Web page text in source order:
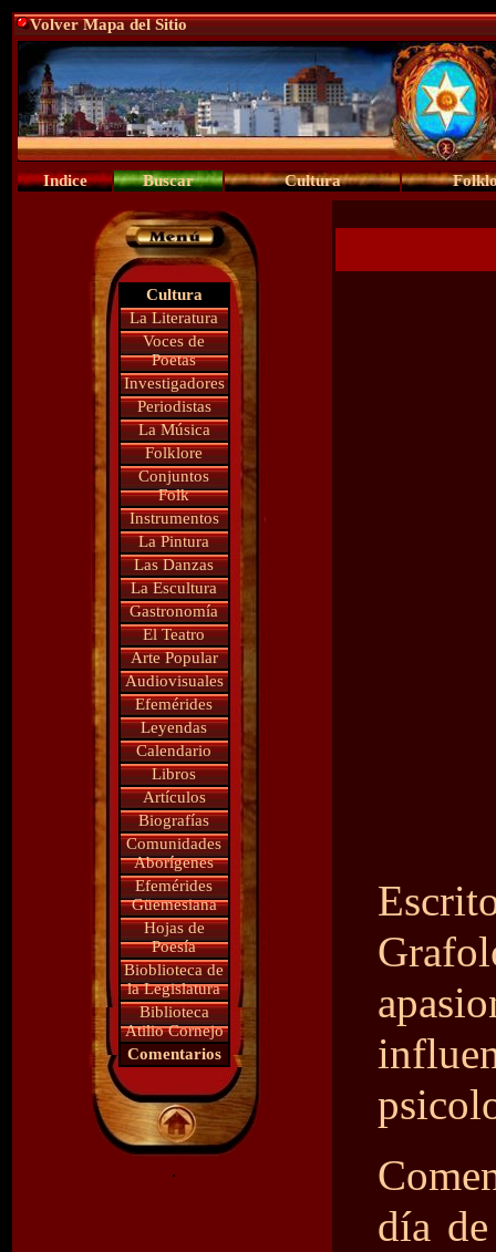
Volver Mapa del Sitio
Indice Buscar Cultura
Cultura
La Literatura
Voces de
Poetas
Investigadores
Periodistas
La Música
Folklore
Conjuntos
Folk
Instrumentos
La Pintura
Las Danzas
La Escultura
Gastronomía
El Teatro
Arte Popular
Audiovisuales
Efemérides
Leyendas
Calendario
Libros
Artículos
Biografías
Comunidades
Aborígenes
Efemérides
Güemesiana
Hojas de
Poesía
Bioblioteca de
la Legislatura
Biblioteca
Atilio Cornejo
Comentarios
.
día